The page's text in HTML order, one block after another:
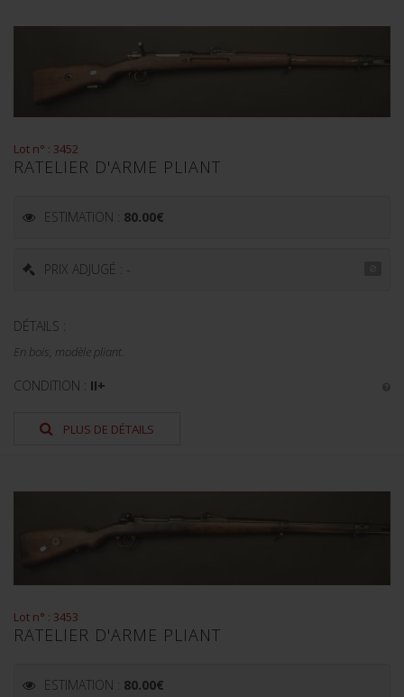
Lot n° : 3452
RATELIER D'ARME PLIANT
ESTIMATION : 80.00€
PRIX ADJUGÉ : -
DÉTAILS :
En bois, modèle pliant.
CONDITION : II+
PLUS DE DÉTAILS
Lot n° : 3453
RATELIER D'ARME PLIANT
ESTIMATION : 80.00€